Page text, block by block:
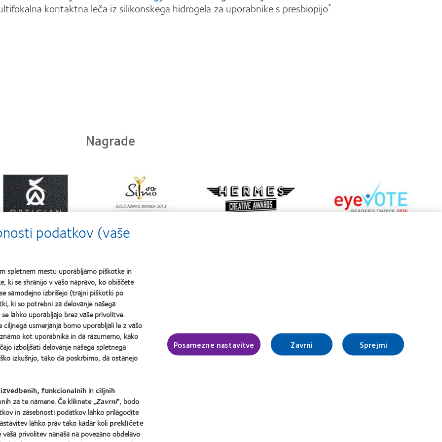
kontaktna leča iz silikonskega hidrogela za uporabnike s presbiopijo*.
Nagrade
more
about
Silmo
d’Or
product
award
Learn
more about
EyeVote
Readers’
leče in vid
novice
Legal
Pravilnik o piškotkih
Pravilnik o varovanju zasebnosti
podatkov (vaše
spletnem mestu uporabljamo piškotke in
ki se shranijo v vašo napravo, ko obiščete
samodejno izbrišejo (trajni piškotki po
ki so potrebni za delovanje našega
lahko uporabljajo brez vaše privolitve.
usmerjanja bomo uporabljali le z vašo
kot uporabnika in da razumemo, kako
izboljšati delovanje našega spletnega
izkušnjo, tako da poskrbimo, da ostanejo
izvedbenih, funkcionalnih inciljnih
za te namene. Če kliknete „Zavrni“, bodo
in zasebnosti podatkov lahko prilagodite
lahko prav tako kadar koli prekličete
privolitev nanaša na povezano obdelavo
Posamezne nastavitve Zavrni Sprejmi